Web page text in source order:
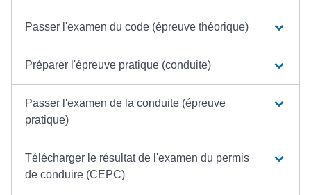
Passer l'examen du code (épreuve théorique)
Préparer l'épreuve pratique (conduite)
Passer l'examen de la conduite (épreuve
pratique)
Télécharger le résultat de l'examen du permis
de conduire (CEPC)